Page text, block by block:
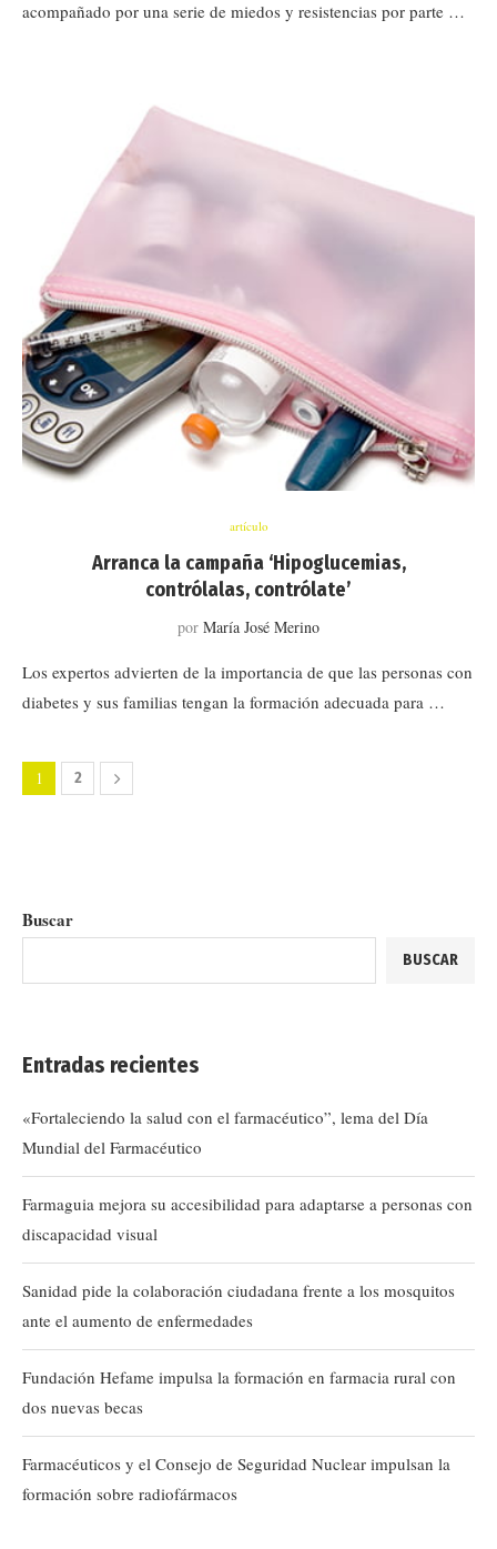
acompañado por una serie de miedos y resistencias por parte …
artículo
Arranca la campaña ‘Hipoglucemias,
contrólalas, contrólate’
por María José Merino
Los expertos advierten de la importancia de que las personas con
diabetes y sus familias tengan la formación adecuada para …
1 2
Buscar
BUSCAR
Entradas recientes
«Fortaleciendo la salud con el farmacéutico”, lema del Día
Mundial del Farmacéutico
Farmaguia mejora su accesibilidad para adaptarse a personas con
discapacidad visual
Sanidad pide la colaboración ciudadana frente a los mosquitos
ante el aumento de enfermedades
Fundación Hefame impulsa la formación en farmacia rural con
dos nuevas becas
Farmacéuticos y el Consejo de Seguridad Nuclear impulsan la
formación sobre radiofármacos